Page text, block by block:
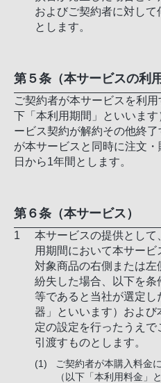
およびご契約者に対し
とします。
第５条（本サービスの利
ご契約者が本サービスを利
下「本利用期間」といいま
ービス契約が解約その他終
が本サービスと同時に注文
日から1年間とします。
第６条（本サービス）
本サービスの提供として
用期間において本サー
対象商品の右側または
紛失した場合、以下を条
等であると当社が選定
器」といいます）およ
定の設定を行ったうえ
引渡すものとします。
ご契約者が本購入料金
（以下「本利用料金」